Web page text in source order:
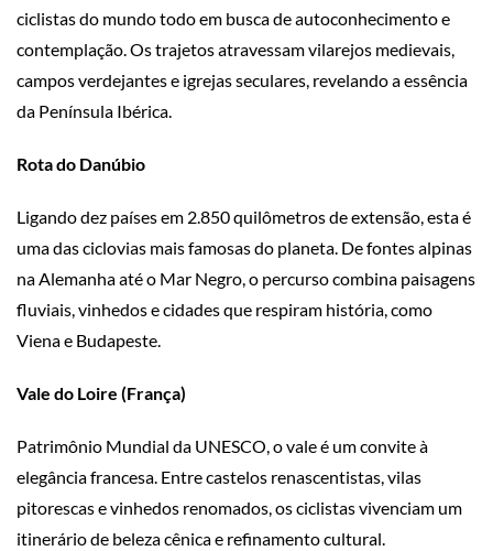
ciclistas do mundo todo em busca de autoconhecimento e
contemplação. Os trajetos atravessam vilarejos medievais,
campos verdejantes e igrejas seculares, revelando a essência
da Península Ibérica.
Rota do Danúbio
Ligando dez países em 2.850 quilômetros de extensão, esta é
uma das ciclovias mais famosas do planeta. De fontes alpinas
na Alemanha até o Mar Negro, o percurso combina paisagens
fluviais, vinhedos e cidades que respiram história, como
Viena e Budapeste.
Vale do Loire (França)
Patrimônio Mundial da UNESCO, o vale é um convite à
elegância francesa. Entre castelos renascentistas, vilas
pitorescas e vinhedos renomados, os ciclistas vivenciam um
itinerário de beleza cênica e refinamento cultural.